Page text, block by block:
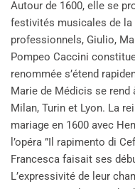
Autour de 1600, elle se
festivités musicales de la
professionnels, Giulio,
Pompeo Caccini
renommée s’étend
Marie de Médicis se rend
Milan, Turin et Lyon. La
mariage en 1600 avec
l’opéra ”Il rapimento di
Francesca faisait ses
L’expressivité de leur